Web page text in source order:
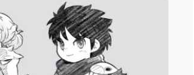
舞台・パ
ム・サービス開発